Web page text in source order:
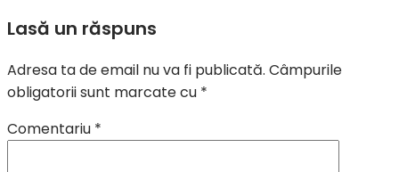
Lasă un răspuns
Adresa ta de email nu va fi publicată. Câmpurile
obligatorii sunt marcate cu *
Comentariu *